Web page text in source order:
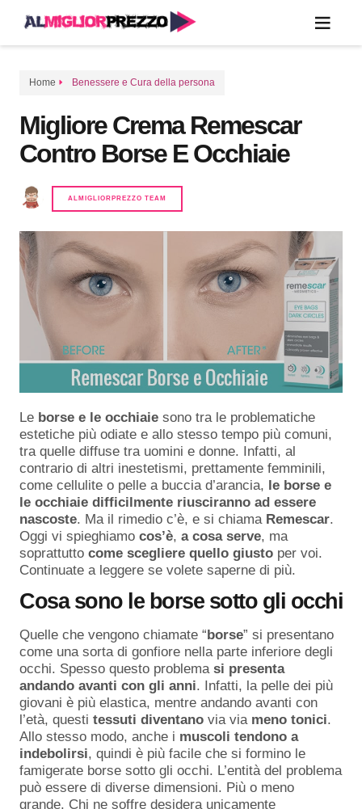
Home Benessere e Cura della persona
Migliore Crema Remescar
Contro Borse E Occhiaie
ALMIGLIORPREZZO TEAM
Le borse e le occhiaie sono tra le problematiche
estetiche più odiate e allo stesso tempo più comuni,
tra quelle diffuse tra uomini e donne. Infatti, al
contrario di altri inestetismi, prettamente femminili,
come cellulite o pelle a buccia d’arancia, le borse e
le occhiaie difficilmente riusciranno ad essere
nascoste. Ma il rimedio c’è, e si chiama Remescar.
Oggi vi spieghiamo cos’è, a cosa serve, ma
soprattutto come scegliere quello giusto per voi.
Continuate a leggere se volete saperne di più.
Cosa sono le borse sotto gli occhi
Quelle che vengono chiamate “borse” si presentano
come una sorta di gonfiore nella parte inferiore degli
occhi. Spesso questo problema si presenta
andando avanti con gli anni. Infatti, la pelle dei più
giovani è più elastica, mentre andando avanti con
l’età, questi tessuti diventano via via meno tonici.
Allo stesso modo, anche i muscoli tendono a
indebolirsi, quindi è più facile che si formino le
famigerate borse sotto gli occhi. L’entità del problema
può essere di diverse dimensioni. Più o meno
grande. Chi ne soffre desidera unicamente